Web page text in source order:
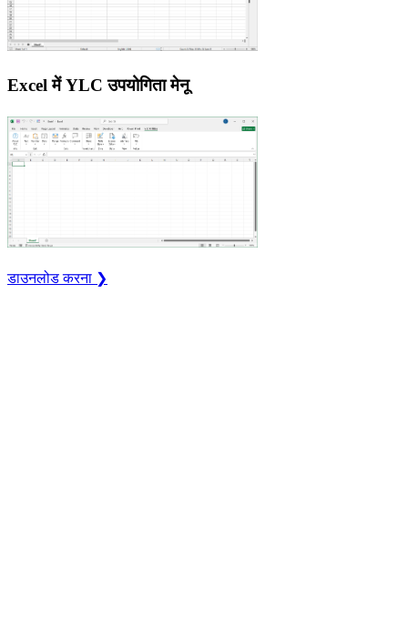
Excel में YLC उपयोगिता मेनू
डाउनलोड करना ❯